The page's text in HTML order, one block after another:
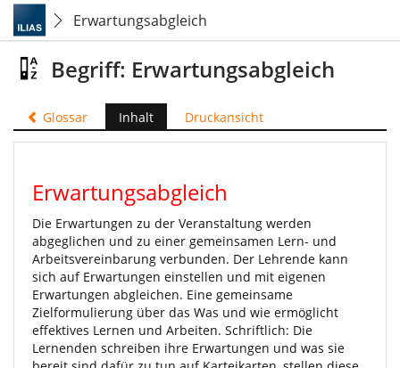
Erwartungsabgleich
Begriff: Erwartungsabgleich
Glossar Inhalt Druckansicht
Erwartungsabgleich
Die Erwartungen zu der Veranstaltung werden
abgeglichen und zu einer gemeinsamen Lern- und
Arbeitsvereinbarung verbunden. Der Lehrende kann
sich auf Erwartungen einstellen und mit eigenen
Erwartungen abgleichen. Eine gemeinsame
Zielformulierung über das Was und wie ermöglicht
effektives Lernen und Arbeiten. Schriftlich: Die
Lernenden schreiben ihre Erwartungen und was sie